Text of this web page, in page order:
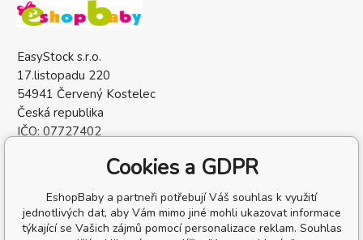
EasyStock s.r.o.
17.listopadu 220
54941 Červený Kostelec
Česká republika
IČO: 07727402
Cookies a GDPR
EshopBaby a partneři potřebují Váš souhlas k využití
jednotlivých dat, aby Vám mimo jiné mohli ukazovat informace
týkající se Vašich zájmů pomocí personalizace reklam. Souhlas